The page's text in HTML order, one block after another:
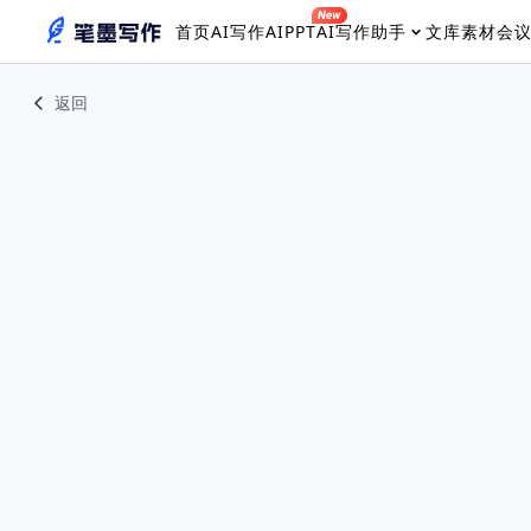
首页AI写作AIPPTAI写作助手 文库素材会
返回